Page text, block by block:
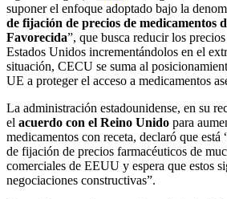
suponer el enfoque adoptado bajo la
de fijación de precios de medicamentos
Favorecida”, que busca reducir los
Estados Unidos incrementándolos en el
situación, CECU se suma al
UE a proteger el acceso a medicamentos
La administración estadounidense, en su
el acuerdo con el Reino Unido para
medicamentos con receta, declaró que está
de fijación de precios farmacéuticos de
comerciales de EEUU y espera que estos
negociaciones constructivas”.